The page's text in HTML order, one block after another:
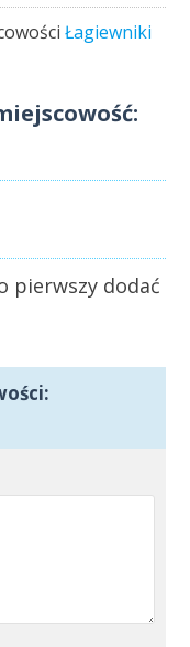
Łagiewniki
pierwszy dodać